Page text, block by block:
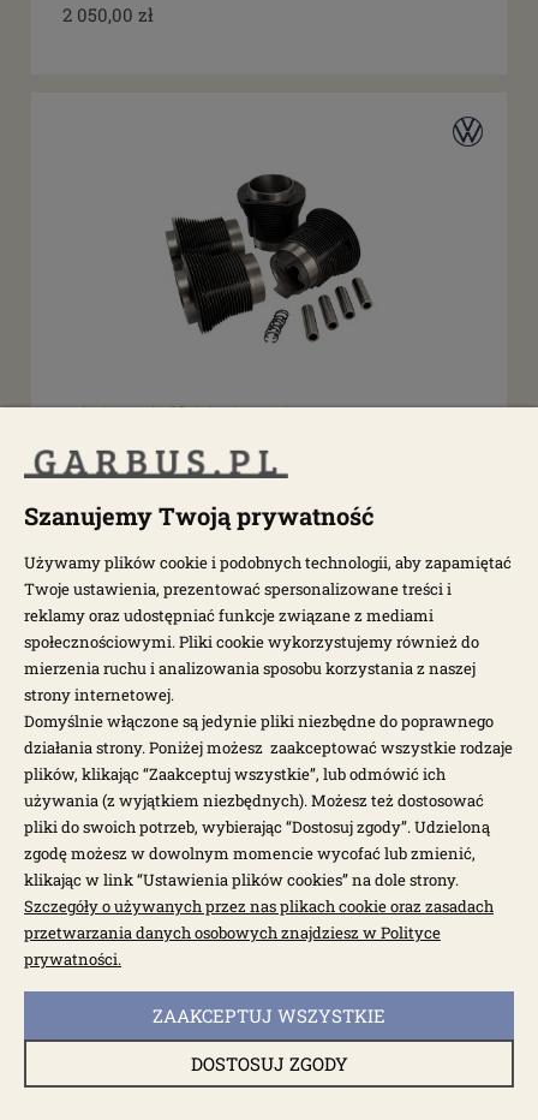
2 050,00 zł
dostępny do 10 dni roboczych
AA
1715-115
2 050,00 zł
dostępne: 1 szt.
Zestaw tłoków i cylindrów 90.5mm 1775cc kute
Szanujemy Twoją prywatność
Używamy plików cookie i podobnych technologii, aby zapamiętać
Twoje ustawienia, prezentować spersonalizowane treści i
reklamy oraz udostępniać funkcje związane z mediami
społecznościowymi. Pliki cookie wykorzystujemy również do
mierzenia ruchu i analizowania sposobu korzystania z naszej
strony internetowej.
Domyślnie włączone są jedynie pliki niezbędne do poprawnego
działania strony. Poniżej możesz zaakceptować wszystkie rodzaje
plików, klikając “Zaakceptuj wszystkie”, lub odmówić ich
używania (z wyjątkiem niezbędnych). Możesz też dostosować
pliki do swoich potrzeb, wybierając “Dostosuj zgody”. Udzieloną
zgodę możesz w dowolnym momencie wycofać lub zmienić,
klikając w link “Ustawienia plików cookies” na dole strony.
Szczegóły o używanych przez nas plikach cookie oraz zasadach
przetwarzania danych osobowych znajdziesz w Polityce
prywatności.
DOSTOSUJ ZGODY
ZAAKCEPTUJ WSZYSTKIE